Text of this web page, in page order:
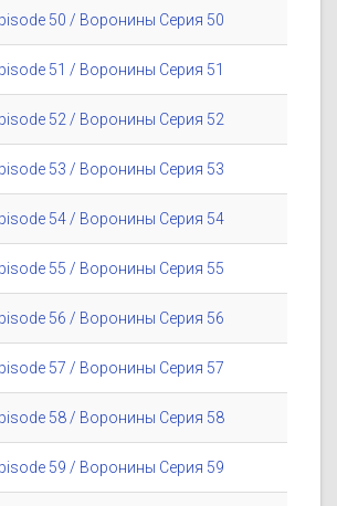
50 / Воронины Серия 50
51 / Воронины Серия 51
52 / Воронины Серия 52
53 / Воронины Серия 53
54 / Воронины Серия 54
55 / Воронины Серия 55
56 / Воронины Серия 56
57 / Воронины Серия 57
58 / Воронины Серия 58
59 / Воронины Серия 59